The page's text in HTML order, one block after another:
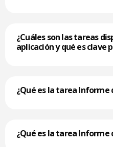
¿Cuáles son las tareas
aplicación y qué es clave
¿Qué es la tarea Informe
¿Qué es la tarea Informe